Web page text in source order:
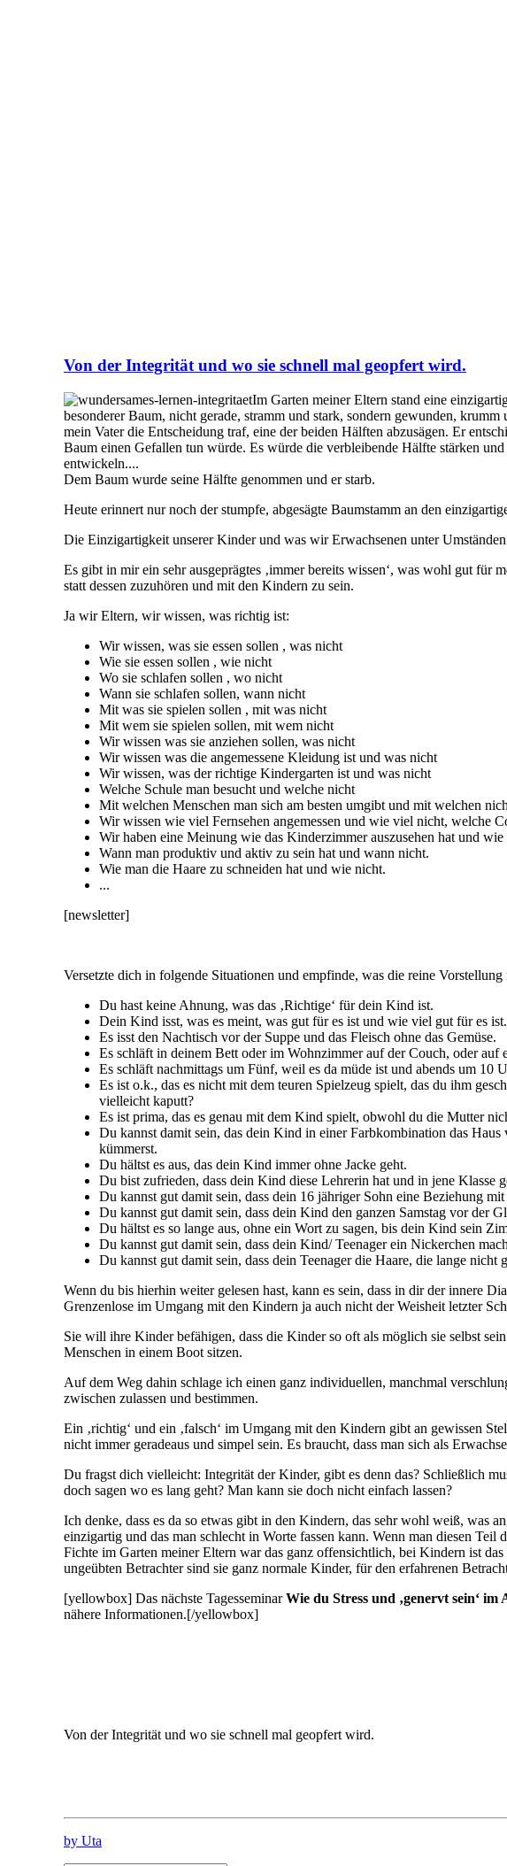
Von der Integrität und wo sie schnell mal geopfert wird.
Im Garten meiner Eltern stand eine
besonderer Baum, nicht gerade, stramm und stark, sondern gewunden,
mein Vater die Entscheidung traf, eine der beiden Hälften abzusägen. Er
Baum einen Gefallen tun würde. Es würde die verbleibende Hälfte stärken
entwickeln....
Dem Baum wurde seine Hälfte genommen und er starb.
Heute erinnert nur noch der stumpfe, abgesägte Baumstamm an den
Die Einzigartigkeit unserer Kinder und was wir Erwachsenen unter Umständen
Es gibt in mir ein sehr ausgeprägtes ‚immer bereits wissen‘, was wohl gut
statt dessen zuzuhören und mit den Kindern zu sein.
Ja wir Eltern, wir wissen, was richtig ist:
Wir wissen, was sie essen sollen , was nicht
Wie sie essen sollen , wie nicht
Wo sie schlafen sollen , wo nicht
Wann sie schlafen sollen, wann nicht
Mit was sie spielen sollen , mit was nicht
Mit wem sie spielen sollen, mit wem nicht
Wir wissen was sie anziehen sollen, was nicht
Wir wissen was die angemessene Kleidung ist und was nicht
Wir wissen, was der richtige Kindergarten ist und was nicht
Welche Schule man besucht und welche nicht
Mit welchen Menschen man sich am besten umgibt und mit welchen
Wir wissen wie viel Fernsehen angemessen und wie viel nicht, welche
Wir haben eine Meinung wie das Kinderzimmer auszusehen hat und wie
Wann man produktiv und aktiv zu sein hat und wann nicht.
Wie man die Haare zu schneiden hat und wie nicht.
...
[newsletter]
Versetzte dich in folgende Situationen und empfinde, was die reine
Du hast keine Ahnung, was das ‚Richtige‘ für dein Kind ist.
Dein Kind isst, was es meint, was gut für es ist und wie viel gut für es ist.
Es isst den Nachtisch vor der Suppe und das Fleisch ohne das Gemüse.
Es schläft in deinem Bett oder im Wohnzimmer auf der Couch, oder auf
Es schläft nachmittags um Fünf, weil es da müde ist und abends um
Es ist o.k., das es nicht mit dem teuren Spielzeug spielt, das du ihm
vielleicht kaputt?
Es ist prima, das es genau mit dem Kind spielt, obwohl du die Mutter
Du kannst damit sein, das dein Kind in einer Farbkombination das
kümmerst.
Du hältst es aus, das dein Kind immer ohne Jacke geht.
Du bist zufrieden, dass dein Kind diese Lehrerin hat und in jene Klasse
Du kannst gut damit sein, dass dein 16 jähriger Sohn eine Beziehung
Du kannst gut damit sein, dass dein Kind den ganzen Samstag vor der
Du hältst es so lange aus, ohne ein Wort zu sagen, bis dein Kind sein
Du kannst gut damit sein, dass dein Kind/ Teenager ein Nickerchen
Du kannst gut damit sein, dass dein Teenager die Haare, die lange nicht
Wenn du bis hierhin weiter gelesen hast, kann es sein, dass in dir der innere
Grenzenlose im Umgang mit den Kindern ja auch nicht der Weisheit letzter
Sie will ihre Kinder befähigen, dass die Kinder so oft als möglich sie selbst
Menschen in einem Boot sitzen.
Auf dem Weg dahin schlage ich einen ganz individuellen, manchmal
zwischen zulassen und bestimmen.
Ein ‚richtig‘ und ein ‚falsch‘ im Umgang mit den Kindern gibt an gewissen
nicht immer geradeaus und simpel sein. Es braucht, dass man sich als
Du fragst dich vielleicht: Integrität der Kinder, gibt es denn das? Schließlich
doch sagen wo es lang geht? Man kann sie doch nicht einfach lassen?
Ich denke, dass es da so etwas gibt in den Kindern, das sehr wohl weiß, was
einzigartig und das man schlecht in Worte fassen kann. Wenn man diesen
Fichte im Garten meiner Eltern war das ganz offensichtlich, bei Kindern ist
ungeübten Betrachter sind sie ganz normale Kinder, für den erfahrenen
[yellowbox] Das nächste TagesseminarWie du Stress und ‚genervt sein‘
nähere Informationen.[/yellowbox]
Von der Integrität und wo sie schnell mal geopfert wird.
by Uta